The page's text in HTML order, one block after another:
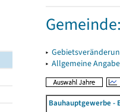
▸
▸ Allgemeine
Bauhauptgewerbe -